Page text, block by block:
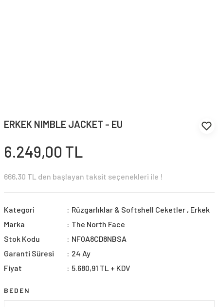
ERKEK NIMBLE JACKET - EU
6.249,00 TL
666,30 TL den başlayan taksit seçenekleri ile !
Kategori Rüzgarlıklar & Softshell Ceketler , Erkek
Marka
The North Face
Stok Kodu
NF0A8CD8NBSA
Garanti Süresi
24 Ay
Fiyat
5.680,91 TL + KDV
BEDEN